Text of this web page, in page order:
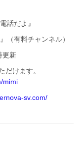
話だよ』
（有料チャンネル）
更新
けます。
mimi
sv.com/